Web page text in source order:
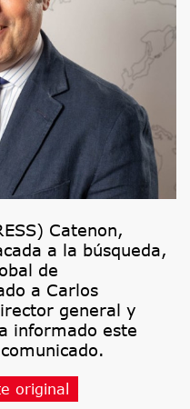
Catenon,
a la búsqueda,
de
a Carlos
general y
informado este
original